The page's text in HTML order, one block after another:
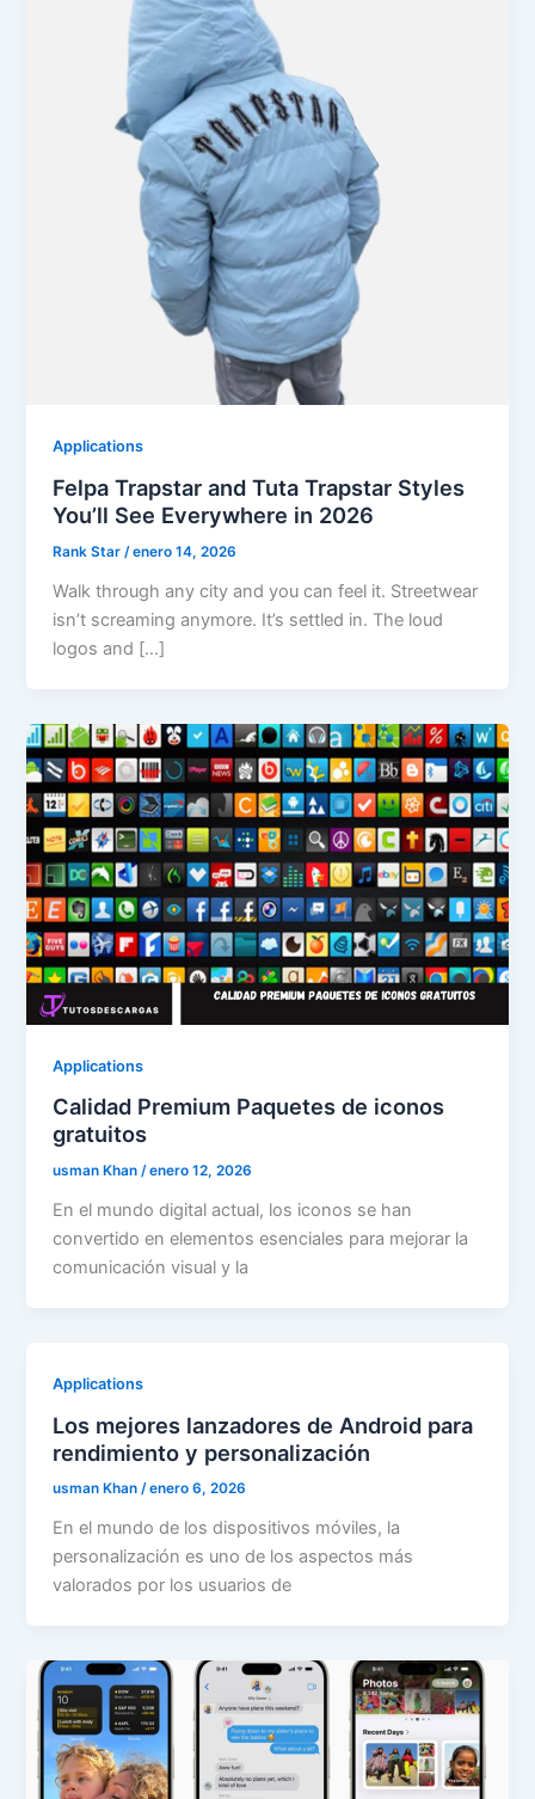
Applications
Felpa Trapstar and Tuta Trapstar Styles
You’ll See Everywhere in 2026
Rank Star/enero 14, 2026
Walk through any city and you can feel it. Streetwear
isn’t screaming anymore. It’s settled in. The loud
logos and […]
Applications
Calidad Premium Paquetes de iconos
gratuitos
usman Khan/enero 12, 2026
En el mundo digital actual, los iconos se han
convertido en elementos esenciales para mejorar la
comunicación visual y la
Applications
Los mejores lanzadores de Android para
rendimiento y personalización
usman Khan/enero 6, 2026
En el mundo de los dispositivos móviles, la
personalización es uno de los aspectos más
valorados por los usuarios de